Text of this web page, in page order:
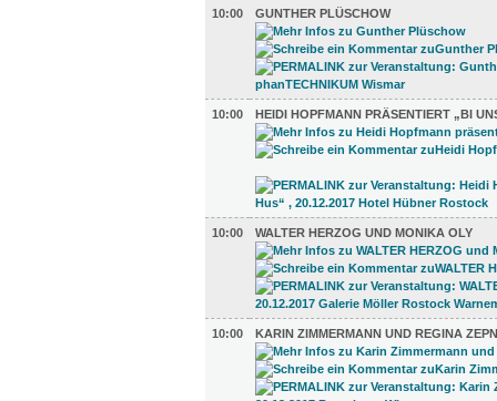
10:00 GUNTHER PLÜSCHOW
10:00 HEIDI HOPFMANN PRÄSENTIERT „BI
10:00 WALTER HERZOG UND MONIKA OLY
10:00 KARIN ZIMMERMANN UND REGINA